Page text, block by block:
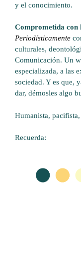
y el conocimiento.
Comprometida con
Periodísticamente
culturales,
Comunicación. Un
especializada, a las
sociedad. Y es que,
dar, démosles algo
Humanista,
Recuerda: